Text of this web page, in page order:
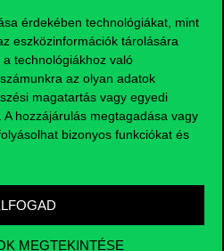
érdekében technológiákat, mint
eszközinformációk tárolására
technológiákhoz való
az olyan adatok
magatartás vagy egyedi
hozzájárulás megtagadása vagy
bizonyos funkciókat és
MEGTEKINTÉSE
hallgató
szabott